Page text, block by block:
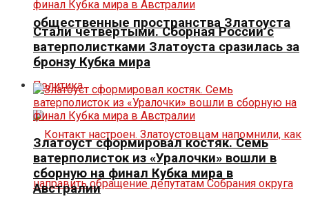
общественные пространства Златоуста
Политика
Стали четвертыми. Сборная России с
ватерполистками Златоуста сразилась за
бронзу Кубка мира
Златоуст сформировал костяк. Семь
ватерполисток из «Уралочки» вошли в
сборную на финал Кубка мира в
Австралии